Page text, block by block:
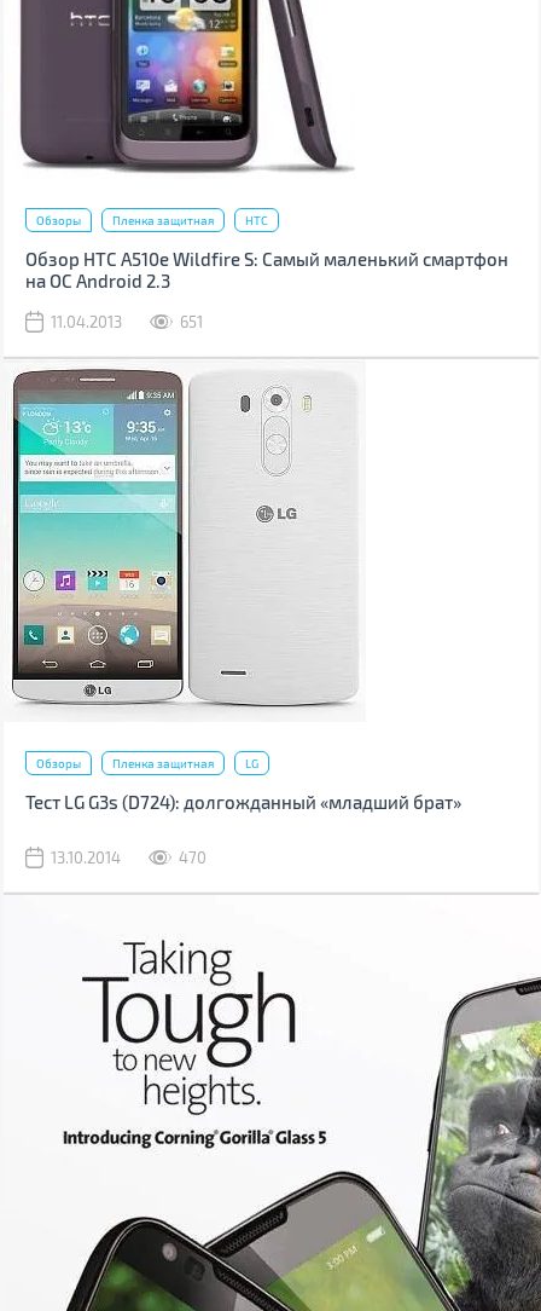
Обзоры Пленка защитная HTC
Обзор HTC A510e Wildfire S: Самый маленький смартфон
на ОС Android 2.3
11.04.2013 651
Обзоры Пленка защитная LG
Тест LG G3s (D724): долгожданный «младший брат»
13.10.2014 470